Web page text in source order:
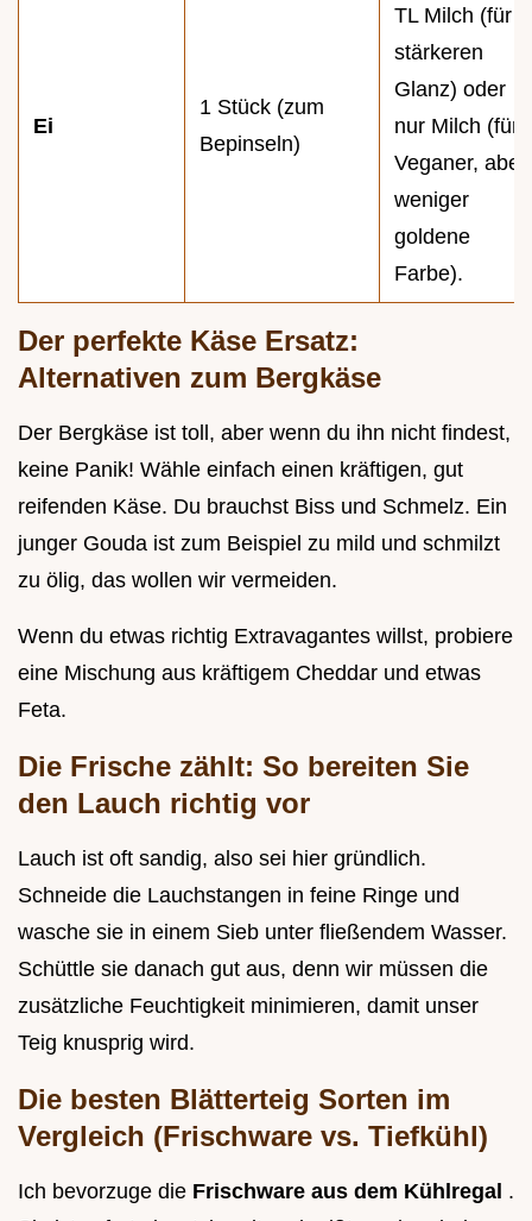
Ei
1 Stück (zum
Bepinseln)
TL Milch (für
stärkeren
Glanz) oder
nur Milch (für
Veganer, aber
weniger
goldene
Farbe).
Der perfekte Käse Ersatz:
Alternativen zum Bergkäse
Der Bergkäse ist toll, aber wenn du ihn nicht findest,
keine Panik! Wähle einfach einen kräftigen, gut
reifenden Käse. Du brauchst Biss und Schmelz. Ein
junger Gouda ist zum Beispiel zu mild und schmilzt
zu ölig, das wollen wir vermeiden.
Wenn du etwas richtig Extravagantes willst, probiere
eine Mischung aus kräftigem Cheddar und etwas
Feta.
Die Frische zählt: So bereiten Sie
den Lauch richtig vor
Lauch ist oft sandig, also sei hier gründlich.
Schneide die Lauchstangen in feine Ringe und
wasche sie in einem Sieb unter fließendem Wasser.
Schüttle sie danach gut aus, denn wir müssen die
zusätzliche Feuchtigkeit minimieren, damit unser
Teig knusprig wird.
Die besten Blätterteig Sorten im
Vergleich (Frischware vs. Tiefkühl)
Ich bevorzuge die Frischware aus dem Kühlregal .